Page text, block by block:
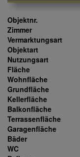
Objektnr.
Zimmer
Vermarktungsart
Objektart
Nutzungsart
Fläche
Wohnfläche
Grundfläche
Kellerfläche
Balkonfläche
Terrassenfläche
Garagenfläche
Bäder
WC